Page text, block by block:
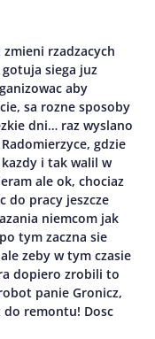
podczas
rzadzacych
siega juz
aby
sa rozne sposoby
dni… raz wyslano
gdzie
i tak walil w
ale ok, chociaz
do pracy jeszcze
niemcom jak
tym zaczna sie
zeby w tym czasie
dopiero zrobili to
panie Gronicz,
do remontu! Dosc